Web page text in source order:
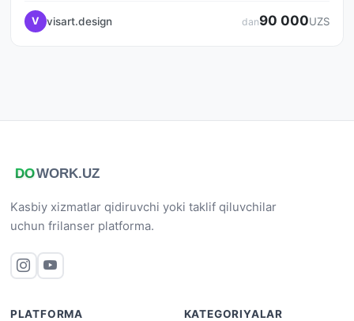
V visart.design dan90 000UZS
Kasbiy xizmatlar qidiruvchi yoki taklif qiluvchilar
uchun frilanser platforma.
PLATFORMA KATEGORIYALAR